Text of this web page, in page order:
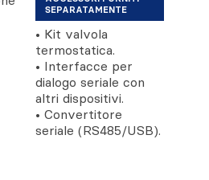
SEPARATAMENTE
• Kit valvola
termostatica.
• Interfacce per
dialogo seriale con
altri dispositivi.
• Convertitore
seriale (RS485/USB).